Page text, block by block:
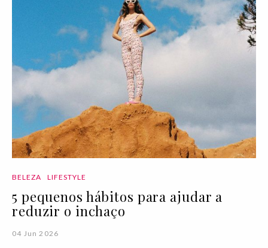
BELEZA LIFESTYLE
5 pequenos hábitos para ajudar a
reduzir o inchaço
04 Jun 2026